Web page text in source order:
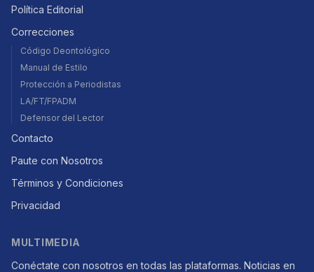
Política Editorial
Correcciones
Código Deontológico
Manual de Estilo
Protección a Periodistas
LA/FT/FPADM
Defensor del Lector
Contacto
Paute con Nosotros
Términos y Condiciones
Privacidad
MULTIMEDIA
Conéctate con nosotros en todas las plataformas. Noticias en